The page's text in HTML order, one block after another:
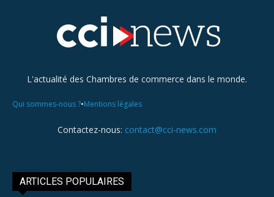
L'actualité des Chambres de commerce dans le monde.
Qui sommes-nous ?•Mentions légales
Contactez-nous: contact@cci-news.com
ARTICLES POPULAIRES